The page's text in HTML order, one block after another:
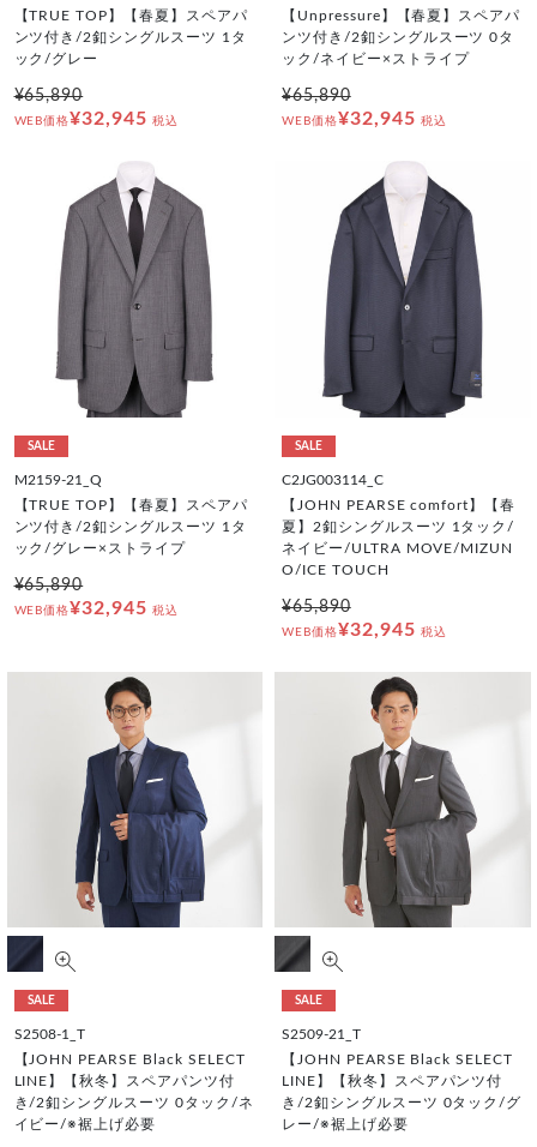
【TRUE TOP】【春夏】スペアパ
ンツ付き/2釦シングルスーツ 1タ
ック/グレー
¥65,890
WEB価格¥32,945 税込
【Unpressure】【春夏】スペアパ
ンツ付き/2釦シングルスーツ 0タ
ック/ネイビー×ストライプ
¥65,890
WEB価格¥32,945 税込
SALE
M2159-21_Q
【TRUE TOP】【春夏】スペアパ
ンツ付き/2釦シングルスーツ 1タ
ック/グレー×ストライプ
¥65,890
WEB価格¥32,945 税込
SALE
C2JG003114_C
【JOHN PEARSE comfort】【春
夏】2釦シングルスーツ 1タック/
ネイビー/ULTRA MOVE/MIZUN
O/ICE TOUCH
¥65,890
WEB価格¥32,945 税込
SALE
S2508-1_T
【JOHN PEARSE Black SELECT
LINE】【秋冬】スペアパンツ付
き/2釦シングルスーツ 0タック/ネ
イビー/※裾上げ必要
SALE
S2509-21_T
【JOHN PEARSE Black SELECT
LINE】【秋冬】スペアパンツ付
き/2釦シングルスーツ 0タック/グ
レー/※裾上げ必要